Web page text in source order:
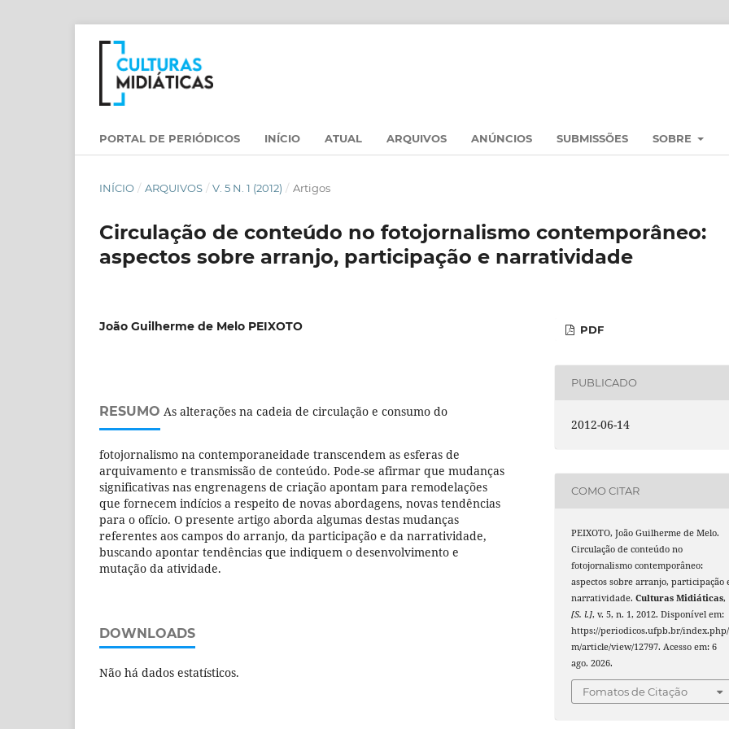
PORTAL DE PERIÓDICOS INÍCIO ATUAL ARQUIVOS ANÚNCIOS SUBMISSÕES SOBRE
INÍCIO / ARQUIVOS / V. 5 N. 1 (2012) / Artigos
Circulação de conteúdo no fotojornalismo contemporâneo:
aspectos sobre arranjo, participação e narratividade
João Guilherme de Melo PEIXOTO
RESUMO As alterações na cadeia de circulação e consumo do
fotojornalismo na contemporaneidade transcendem as esferas de
arquivamento e transmissão de conteúdo. Pode-se afirmar que mudanças
significativas nas engrenagens de criação apontam para remodelações
que fornecem indícios a respeito de novas abordagens, novas tendências
para o ofício. O presente artigo aborda algumas destas mudanças
referentes aos campos do arranjo, da participação e da narratividade,
buscando apontar tendências que indiquem o desenvolvimento e
mutação da atividade.
DOWNLOADS
Não há dados estatísticos.
PDF
PUBLICADO
2012-06-14
COMO CITAR
PEIXOTO, João Guilherme de Melo.
Circulação de conteúdo no
fotojornalismo contemporâneo:
aspectos sobre arranjo, participação
narratividade.Culturas Midiáticas,
[S. l.], v. 5, n. 1, 2012. Disponível em:
https://periodicos.ufpb.br/
m/article/view/12797. Acesso em: 6
ago. 2026.
Fomatos de Citação